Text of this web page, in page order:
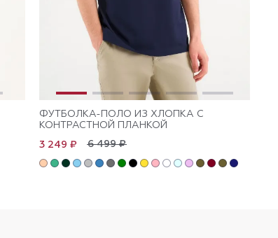
ФУТБОЛКА-ПОЛО ИЗ ХЛОПКА С
КОНТРАСТНОЙ ПЛАНКОЙ
6 499 ₽
3 249 ₽